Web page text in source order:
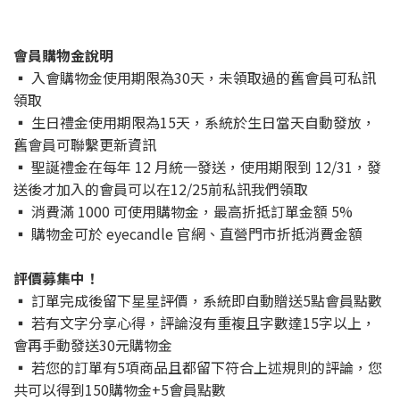
會員購物金說明
▪ 入會購物金使用期限為30天，未領取過的舊會員可私訊
領取
▪ 生日禮金使用期限為15天，系統於生日當天自動發放，
舊會員可聯繫更新資訊
▪ 聖誕禮金在每年 12 月統一發送，使用期限到 12/31，發
送後才加入的會員可以在12/25前私訊我們領取
▪ 消費滿 1000 可使用購物金，最高折抵訂單金額 5%
▪ 購物金可於 eyecandle 官網、直營門市折抵消費金額
評價募集中！
▪ 訂單完成後留下星星評價，系統即自動贈送5點會員點數
▪ 若有文字分享心得，評論沒有重複且字數達15字以上，
會再手動發送30元購物金
▪ 若您的訂單有5項商品且都留下符合上述規則的評論，您
共可以得到150購物金+5會員點數